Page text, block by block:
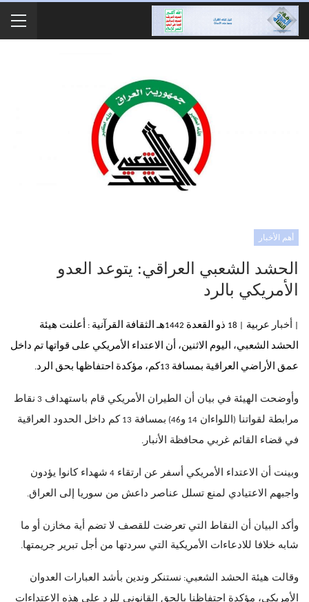
أهم الأخبار
الحشد الشعبي العراقي: يتوعد العدو
الأمريكي بالرد
أخبار عربية 18 ذو القعدة 1442هـ الثقافة القرآنية : أعلنت هيئة
الحشد الشعبي، اليوم الاثنين، أن الاعتداء الأمريكي على قواتها تم داخل
عمق الأراضي العراقية بمسافة 13 كم، مؤكدة احتفاظها بحق الرد.
وأوضحت الهيئة في بيان أن الطيران الأمريكي قام باستهداف 3 نقاط
مرابطة لقواتنا ( اللواءان 14 و46) بمسافة 13 كم داخل الحدود العراقية
في قضاء القائم غربي محافظة الأنبار .
وبينت أن الاعتداء الأمريكي أسفر عن ارتقاء 4 شهداء كانوا يؤدون
واجبهم الاعتيادي لمنع تسلل عناصر داعش من سوريا إلى العراق.
وأكد البيان أن النقاط التي تعرضت للقصف لا تضم أية مخازن أو ما
شابه خلافا للادعاءات الأمريكية التي سردتها من أجل تبرير جريمتها.
وقالت هيئة الحشد الشعبي: نستنكر وندين بأشد العبارات العدوان
الأمريكي، مؤكدة احتفاظنا بالحق القانوني للرد على هذه الاعتداءات